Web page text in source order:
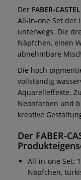
Der FABER-
All-in-one Set der
unterwegs. Die
Näpfchen, einen
abnehmbare
Die hoch
vollständig
Aquarelleffekte.
Neonfarben und
kreative
Der FABER-
All-in-one Set:
Näpfchen,